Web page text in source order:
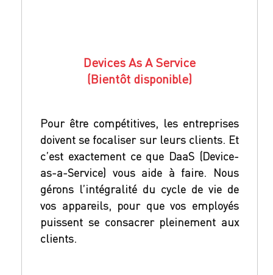
Devices As A Service
(Bientôt disponible)
Pour être compétitives, les entreprises
doivent se focaliser sur leurs clients. Et
c’est exactement ce que DaaS (Device-
as-a-Service) vous aide à faire. Nous
gérons l’intégralité du cycle de vie de
vos appareils, pour que vos employés
puissent se consacrer pleinement aux
clients.